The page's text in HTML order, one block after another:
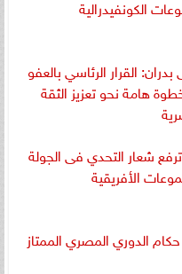
الكونفيدرالية
القرار الرئاسي بالعفو
هامة نحو تعزيز الثقة
شعار التحدي فى الجولة
الأفريقية
الدوري المصري الممتاز